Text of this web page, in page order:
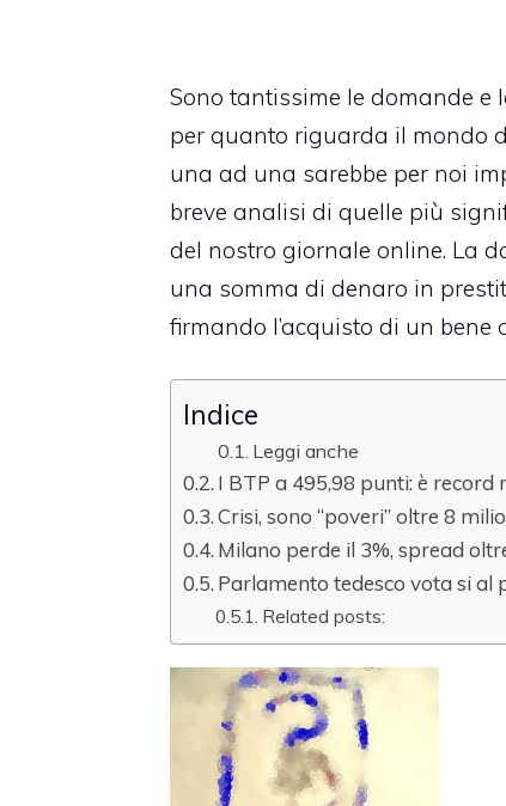
Sono tantissime le domande e
per quanto riguarda il mondo
una ad una sarebbe per noi
breve analisi di quelle più
del nostro giornale online. La
una somma di denaro in
firmando l’acquisto di un bene
Indice
Leggi anche
I BTP a 495,98 punti: è record
Crisi, sono “poveri” oltre 8
Milano perde il 3%, spread
Parlamento tedesco vota si al
Related posts: